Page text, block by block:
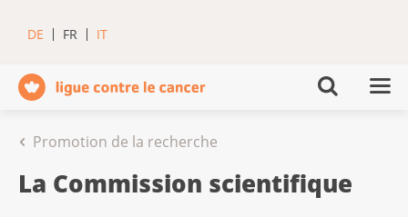
DE FR IT
Promotion de la recherche
La Commission scientifique